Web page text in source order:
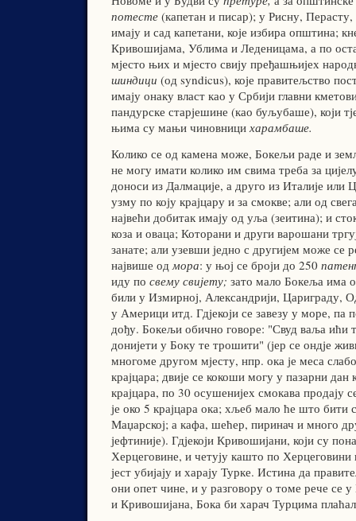
потесте (капетан и писар); у Рисну,
имају и сад капетани, које избира општина;
Кривошијама, Ублима и Леденицама, а по
мјесто њих и мјесто свију пређашњијех
шиндици (од syndicus), које правитељство
имају онаку власт као у Србији главни
пандурске старјешине (као буљубаше), који
њима су мањи чиновници харамбаше.
Колико се од камена може, Бокељи раде и
не могу имати колико им свима треба за
доноси из Далмације, а друго из Италије или
узму по коју крајцару и за смокве; али од
највећи добитак имају од уља (зеитина); и
коза и оваца; Которани и други варошани
занате; али узевши једно с другијем може се
највише одмора: у њој се броји до 250
иду по свему свијету; зато мало Бокеља има
били у Измирној, Александрији, Цариграду,
у Америци итд. Гдјекоји се завезу у море, па
дођу. Бокељи обично говоре: "Свуд ваља ићи
донијети у Боку те трошити" (јер се ондје
многоме другом мјесту, нпр. ока је меса
крајцара; двије се кокоши могу у пазарни дан
крајцара, по 30 осушенијех смокава продају
је око 5 крајцара ока; хљеб мало ће што бити
Маџарској; а кафа, шећер, пиринач и много
јефтиније). Гдјекоји Кривошијани, који су
Херцеговине, и четују кашто по
јест убијају и харају Турке. Истина да
они опет чине, и у разговору о томе рече се
и Кривошијана, Бока би харач Турцима